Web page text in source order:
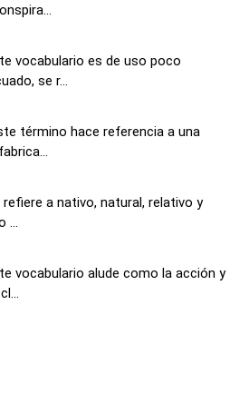
vocabulario es de uso poco
se r...
término hace referencia a una
a nativo, natural, relativo y
...
vocabulario alude como la acción y